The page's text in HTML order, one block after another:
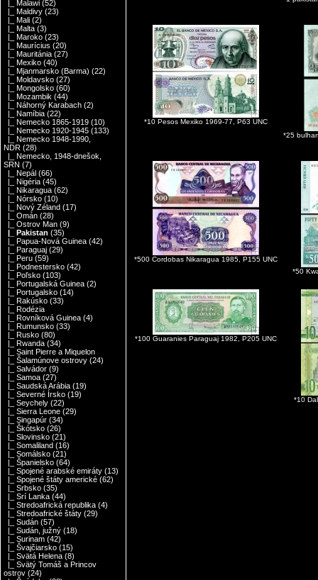
|_ Malawi (52)
|_ Maldivy (23)
|_ Mali (2)
|_ Malta (3)
|_ Maroko (23)
|_ Maurícius (20)
|_ Mauritánia (27)
|_ Mexiko (40)
|_ Mjanmarsko (Barma) (22)
|_ Moldavsko (27)
|_ Mongolsko (60)
|_ Mozambik (44)
|_ Náhorný Karabach (2)
|_ Namíbia (22)
|_ Nemecko 1865-1919 (10)
|_ Nemecko 1920-1945 (133)
|_ Nemecko 1948-1990,
NDR (28)
|_ Nemecko, 1948-dnešok,
SRN (7)
|_ Nepál (66)
|_ Nigéria (45)
|_ Nikaragua (62)
|_ Nórsko (10)
|_ Nový Zéland (17)
|_ Omán (28)
|_ Ostrov Man (9)
|_ Pakistan (35)
|_ Papua-Nová Guinea (42)
|_ Paraguaj (29)
|_ Peru (59)
|_ Podnestersko (42)
|_ Poľsko (103)
|_ Portugalská Guinea (2)
|_ Portugalsko (14)
|_ Rakúsko (33)
|_ Rodézia
|_ Rovníková Guinea (4)
|_ Rumunsko (33)
|_ Rusko (80)
|_ Rwanda (34)
|_ Saint Pierre a Miquelon
|_ Šalamúnove ostrovy (24)
|_ Salvádor (9)
|_ Samoa (27)
|_ Saudská Arábia (19)
|_ Severné Írsko (19)
|_ Seychely (22)
|_ Sierra Leone (29)
|_ Singapúr (34)
|_ Škótsko (26)
|_ Slovinsko (21)
|_ Somaliland (16)
|_ Somálsko (21)
|_ Španielsko (64)
|_ Spojené arabské emiráty (13)
|_ Spojené štáty americké (62)
|_ Srbsko (35)
|_ Srí Lanka (44)
|_ Stredoafrická republika (4)
|_ Stredoafrické štáty (29)
|_ Sudán (57)
|_ Sudán, južný (18)
|_ Surinam (42)
|_ Švajčiarsko (15)
|_ Svätá Helena (8)
|_ Svätý Tomáš a Princov
ostrov (24)
*10 Pesos Mexiko 1969-77, P63 UNC
*25
*500 Cordobas Nikaragua 1985, P155 UNC
*50
*100 Guaranies Paraguaj 1982, P205 UNC
*10